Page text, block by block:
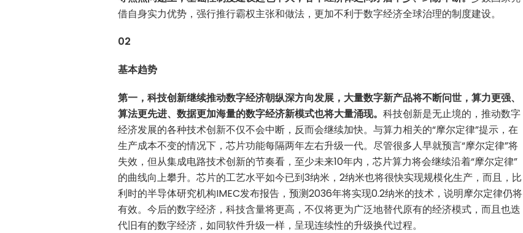
借自身实力优势，强行推行霸权主张和做法，更加不利于数字经济全球治理的制度建设。
02
基本趋势
第一，科技创新继续推动数字经济朝纵深方向发展，大量数字新产品将不断问世，算力更强、
算法更先进、数据更加海量的数字经济新模式也将大量涌现。 科技创新是无止境的，推动数字
经济发展的各种技术创新不仅不会中断，反而会继续加快。与算力相关的“摩尔定律”提示，在
生产成本不变的情况下，芯片功能每隔两年左右升级一代。尽管很多人早就预言“摩尔定律”将
失效，但从集成电路技术创新的节奏看，至少未来10年内，芯片算力将会继续沿着“摩尔定律”
的曲线向上攀升。芯片的工艺水平如今已到3纳米，2纳米也将很快实现规模化生产，而且，比
利时的半导体研究机构IMEC发布报告，预测2036年将实现0.2纳米的技术，说明摩尔定律仍将
有效。今后的数字经济，科技含量将更高，不仅将更为广泛地替代原有的经济模式，而且也迭
代旧有的数字经济，如同软件升级一样，呈现连续性的升级换代过程。